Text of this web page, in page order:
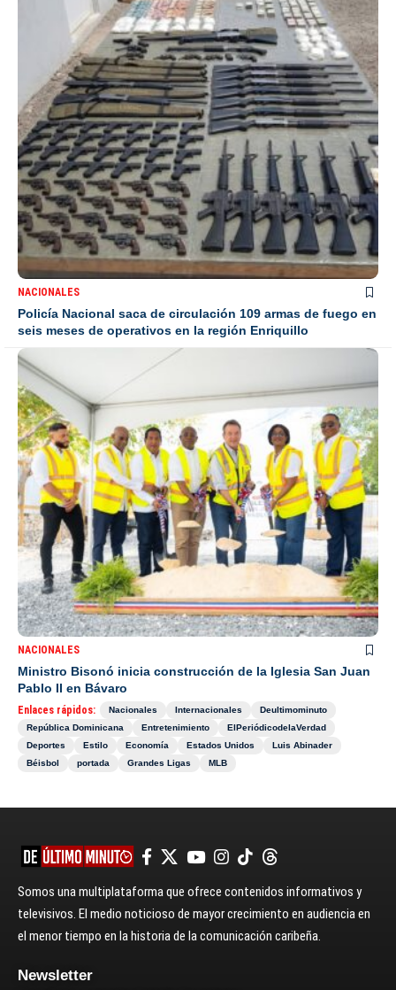
NACIONALES
Policía Nacional saca de circulación 109 armas de fuego en
seis meses de operativos en la región Enriquillo
NACIONALES
Ministro Bisonó inicia construcción de la Iglesia San Juan
Pablo II en Bávaro
Enlaces rápidos: Nacionales Internacionales
Deultimominuto
República Dominicana
Entretenimiento
ElPeriódicodelaVerdad
Deportes
Estilo Economía Estados Unidos
Luis Abinader
Béisbol
portada Grandes Ligas MLB
Somos una multiplataforma que ofrece contenidos informativos y
televisivos. El medio noticioso de mayor crecimiento en audiencia en
el menor tiempo en la historia de la comunicación caribeña.
Newsletter